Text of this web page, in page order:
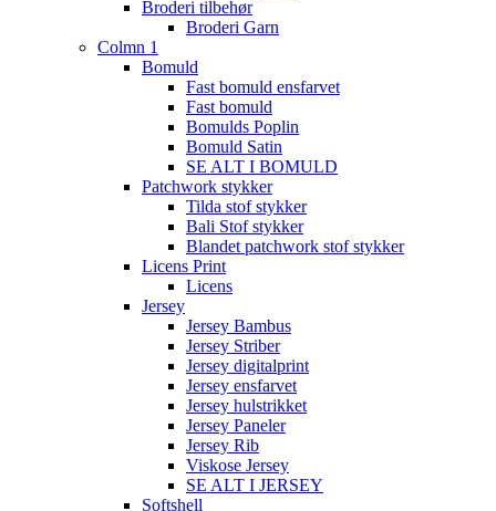
Broderi tilbehør
Broderi Garn
Colmn 1
Bomuld
Fast bomuld ensfarvet
Fast bomuld
Bomulds Poplin
Bomuld Satin
SE ALT I BOMULD
Patchwork stykker
Tilda stof stykker
Bali Stof stykker
Blandet patchwork stof stykker
Licens Print
Licens
Jersey
Jersey Bambus
Jersey Striber
Jersey digitalprint
Jersey ensfarvet
Jersey hulstrikket
Jersey Paneler
Jersey Rib
Viskose Jersey
SE ALT I JERSEY
Softshell